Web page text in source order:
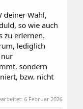
deiner Wahl,
so wie auch
zu erlernen.
lediglich
nur
sondern
bzw. nicht
6 Februar 2026